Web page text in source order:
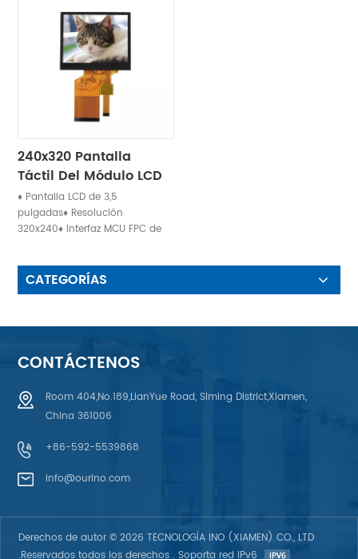
240x320 Pantalla
Táctil Del Módulo LCD
De La Exhibición TFT
De 3,5 Pulgadas
♦ Pantalla LCD de 3,5
pulgadas♦ Resolución
320x240♦ Interfaz MCU FPC de
CATEGORÍAS
CONTÁCTENOS
Room 404,No.189,LianYue Road, Siming District,Xiamen,
China 361006
+86-592-5539868
info@ourino.com
Derechos de autor © 2026 TECNOLOGÍA INO (XIAMEN) CO., LTD
.Reservados todos los derechos . Soporta red IPv6